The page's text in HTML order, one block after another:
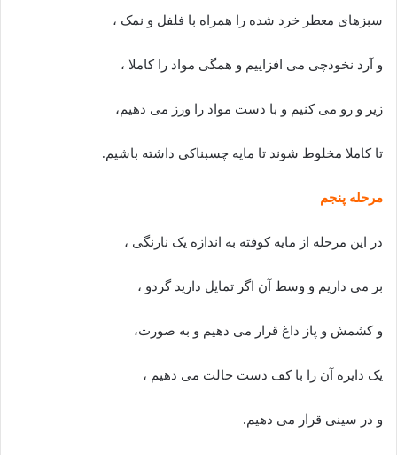
سبزهای معطر خرد شده را همراه با فلفل و نمک ،
و آرد نخودچی می افزاییم و همگی مواد را کاملا ،
زیر و رو می کنیم و با دست مواد را ورز می دهیم،
تا کاملا مخلوط شوند تا مایه چسبناکی داشته باشیم.
مرحله پنجم
در این مرحله از مایه کوفته به اندازه یک نارنگی ،
بر می داریم و وسط آن اگر تمایل دارید گردو ،
و کشمش و پاز داغ قرار می دهیم و به صورت،
یک دایره آن را با کف دست حالت می دهیم ،
و در سینی قرار می دهیم.